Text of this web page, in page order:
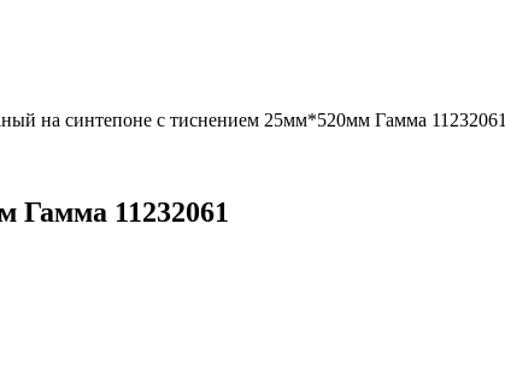
на синтепоне с тиснением 25мм*520мм Гамма 11232061
Гамма 11232061